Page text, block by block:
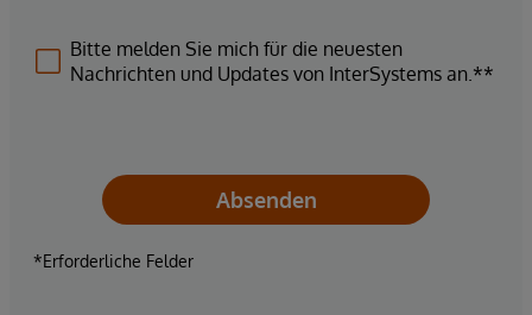
Bitte melden Sie mich für die neuesten
Nachrichten und Updates von InterSystems an.**
Absenden
*Erforderliche Felder